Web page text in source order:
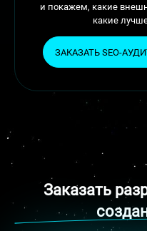
и покажем, какие
какие
ЗАКАЗАТЬ SEO-
Заказать